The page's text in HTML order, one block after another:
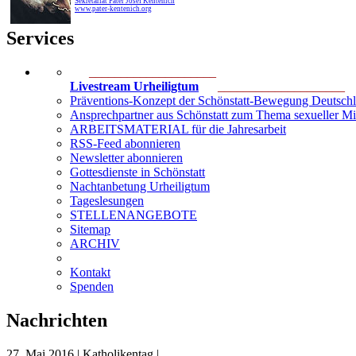
www.pater-kentenich.org
Services
Livestream Urheiligtum
Präventions-Konzept der Schönstatt-Bewegung
Ansprechpartner aus Schönstatt zum Thema sexueller
ARBEITSMATERIAL für die Jahresarbeit
RSS-Feed abonnieren
Newsletter abonnieren
Gottesdienste in Schönstatt
Nachtanbetung Urheiligtum
Tageslesungen
STELLENANGEBOTE
Sitemap
ARCHIV
Kontakt
Spenden
Nachrichten